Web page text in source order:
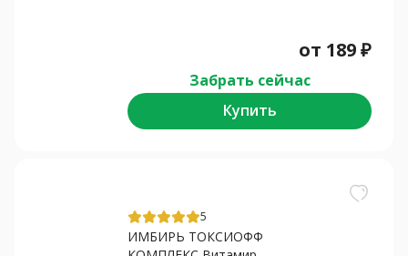
от 189₽
Забрать сейчас
Купить
5
ИМБИРЬ ТОКСИОФФ